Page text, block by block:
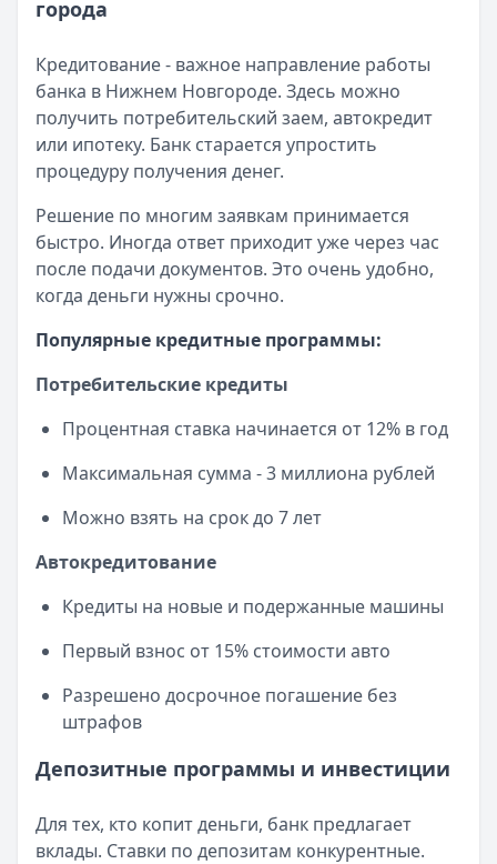
города
Кредитование - важное направление работы
банка в Нижнем Новгороде. Здесь можно
получить потребительский заем, автокредит
или ипотеку. Банк старается упростить
процедуру получения денег.
Решение по многим заявкам принимается
быстро. Иногда ответ приходит уже через час
после подачи документов. Это очень удобно,
когда деньги нужны срочно.
Популярные кредитные программы:
Потребительские кредиты
Процентная ставка начинается от 12% в год
Максимальная сумма - 3 миллиона рублей
Можно взять на срок до 7 лет
Автокредитование
Кредиты на новые и подержанные машины
Первый взнос от 15% стоимости авто
Разрешено досрочное погашение без
штрафов
Депозитные программы и инвестиции
Для тех, кто копит деньги, банк предлагает
вклады. Ставки по депозитам конкурентные.